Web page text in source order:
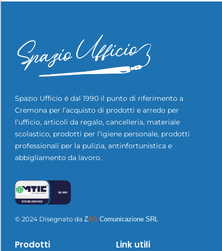
Spazio Ufficio è dal 1990 il punto di riferimento a
Cremona per l’acquisto di prodotti e arredo per
l’ufficio, articoli da regalo, cancelleria, materiale
scolastico, prodotti per l’igiene personale, prodotti
professionali per la pulizia, antinfortunistica e
abbigliamento da lavoro.
© 2024 Disegnato da ZAG Comunicazione SRL
Prodotti Link utili